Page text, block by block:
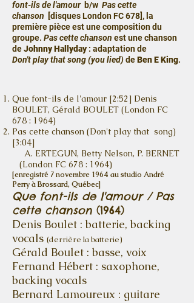
font-ils de l'amour b/w Pas cette
chanson [disques London FC 678], la
première pièce est une composition du
groupe. Pas cette chanson est une chanson
deJohnny Hallyday: adaptation de
Don't play that song (you lied)deBen E King.
Que font-ils de l'amour [2:52] Denis
BOULET, Gérald BOULET (London FC
678 : 1964)
Pas cette chanson (Don't play that song)
[3:04]
A. ERTEGUN, Betty Nelson, P. BERNET
(London FC 678 : 1964)
[enregistré 7 novembre 1964 au studio André
Perry à Brossard, Québec]
Que font-ils de l'amour / Pas
cette chanson (1964)
Denis Boulet : batterie, backing
vocals (derrière la batterie)
Gérald Boulet : basse, voix
Fernand Hébert : saxophone,
backing vocals
Bernard Lamoureux : guitare